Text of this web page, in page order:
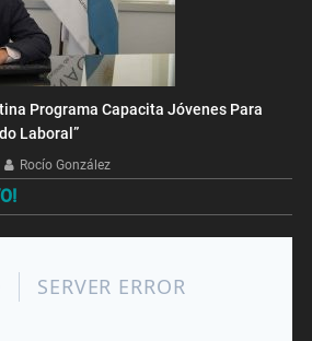
Programa Capacita Jóvenes Para
Laboral”
Rocío González